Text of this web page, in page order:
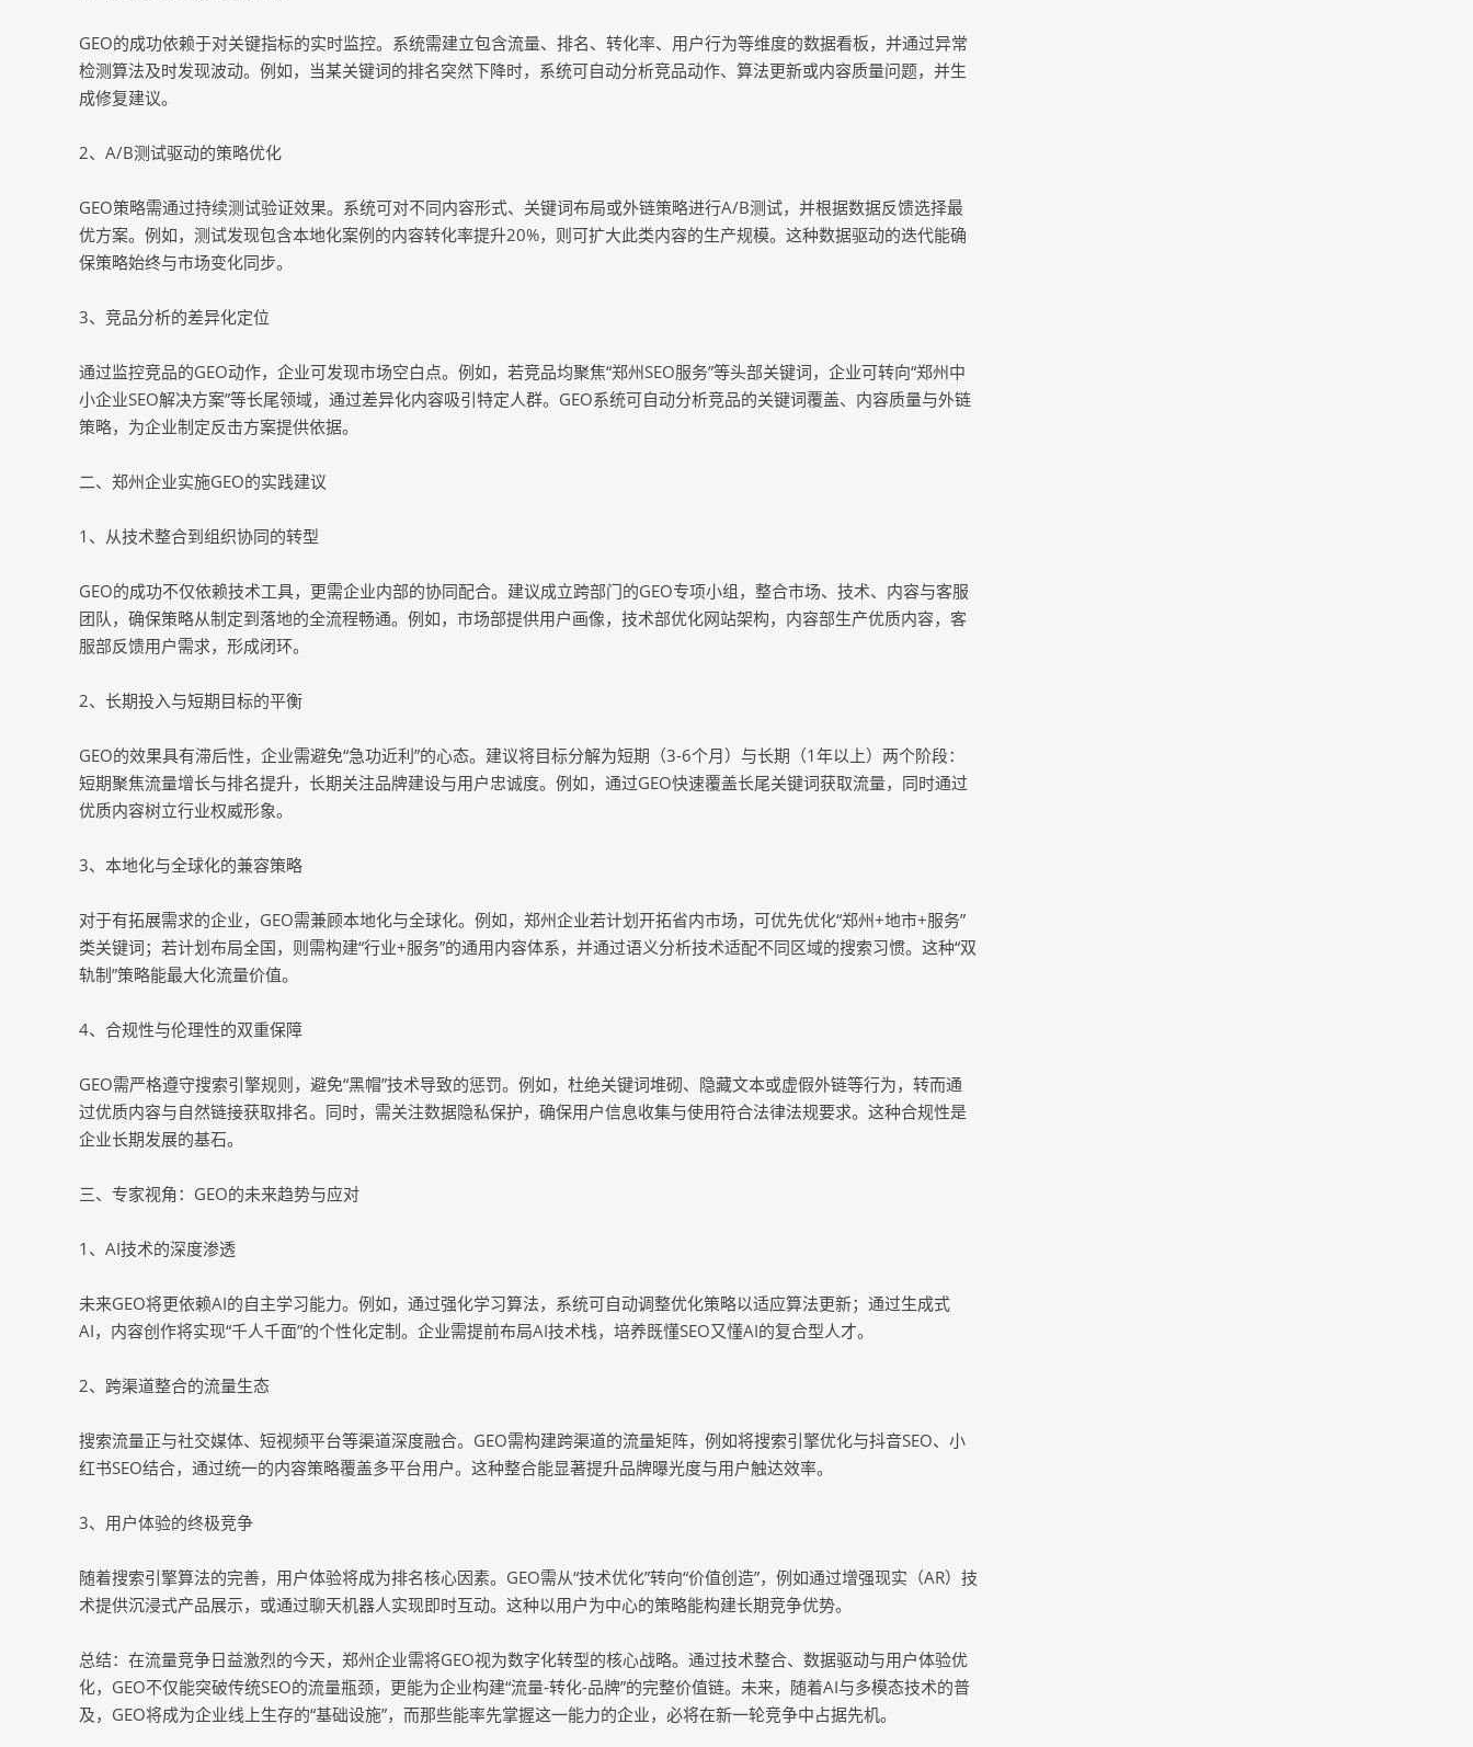
GEO的成功依赖于对关键指标的实时监控。系统需建立包含流量、排名、转化率、用户行为等维度的数据看板，并通过异常
检测算法及时发现波动。例如，当某关键词的排名突然下降时，系统可自动分析竞品动作、算法更新或内容质量问题，并生
成修复建议。
2、A/B测试驱动的策略优化
GEO策略需通过持续测试验证效果。系统可对不同内容形式、关键词布局或外链策略进行A/B测试，并根据数据反馈选择最
优方案。例如，测试发现包含本地化案例的内容转化率提升20%，则可扩大此类内容的生产规模。这种数据驱动的迭代能确
保策略始终与市场变化同步。
3、竞品分析的差异化定位
通过监控竞品的GEO动作，企业可发现市场空白点。例如，若竞品均聚焦“郑州SEO服务”等头部关键词，企业可转向“郑州中
小企业SEO解决方案”等长尾领域，通过差异化内容吸引特定人群。GEO系统可自动分析竞品的关键词覆盖、内容质量与外链
策略，为企业制定反击方案提供依据。
二、郑州企业实施GEO的实践建议
1、从技术整合到组织协同的转型
GEO的成功不仅依赖技术工具，更需企业内部的协同配合。建议成立跨部门的GEO专项小组，整合市场、技术、内容与客服
团队，确保策略从制定到落地的全流程畅通。例如，市场部提供用户画像，技术部优化网站架构，内容部生产优质内容，客
服部反馈用户需求，形成闭环。
2、长期投入与短期目标的平衡
GEO的效果具有滞后性，企业需避免“急功近利”的心态。建议将目标分解为短期（3-6个月）与长期（1年以上）两个阶段：
短期聚焦流量增长与排名提升，长期关注品牌建设与用户忠诚度。例如，通过GEO快速覆盖长尾关键词获取流量，同时通过
优质内容树立行业权威形象。
3、本地化与全球化的兼容策略
对于有拓展需求的企业，GEO需兼顾本地化与全球化。例如，郑州企业若计划开拓省内市场，可优先优化“郑州+地市+服务”
类关键词；若计划布局全国，则需构建“行业+服务”的通用内容体系，并通过语义分析技术适配不同区域的搜索习惯。这种“双
轨制”策略能最大化流量价值。
4、合规性与伦理性的双重保障
GEO需严格遵守搜索引擎规则，避免“黑帽”技术导致的惩罚。例如，杜绝关键词堆砌、隐藏文本或虚假外链等行为，转而通
过优质内容与自然链接获取排名。同时，需关注数据隐私保护，确保用户信息收集与使用符合法律法规要求。这种合规性是
企业长期发展的基石。
三、专家视角：GEO的未来趋势与应对
1、AI技术的深度渗透
未来GEO将更依赖AI的自主学习能力。例如，通过强化学习算法，系统可自动调整优化策略以适应算法更新；通过生成式
AI，内容创作将实现“千人千面”的个性化定制。企业需提前布局AI技术栈，培养既懂SEO又懂AI的复合型人才。
2、跨渠道整合的流量生态
搜索流量正与社交媒体、短视频平台等渠道深度融合。GEO需构建跨渠道的流量矩阵，例如将搜索引擎优化与抖音SEO、小
红书SEO结合，通过统一的内容策略覆盖多平台用户。这种整合能显著提升品牌曝光度与用户触达效率。
3、用户体验的终极竞争
随着搜索引擎算法的完善，用户体验将成为排名核心因素。GEO需从“技术优化”转向“价值创造”，例如通过增强现实（AR）技
术提供沉浸式产品展示，或通过聊天机器人实现即时互动。这种以用户为中心的策略能构建长期竞争优势。
总结：在流量竞争日益激烈的今天，郑州企业需将GEO视为数字化转型的核心战略。通过技术整合、数据驱动与用户体验优
化，GEO不仅能突破传统SEO的流量瓶颈，更能为企业构建“流量-转化-品牌”的完整价值链。未来，随着AI与多模态技术的普
及，GEO将成为企业线上生存的“基础设施”，而那些能率先掌握这一能力的企业，必将在新一轮竞争中占据先机。